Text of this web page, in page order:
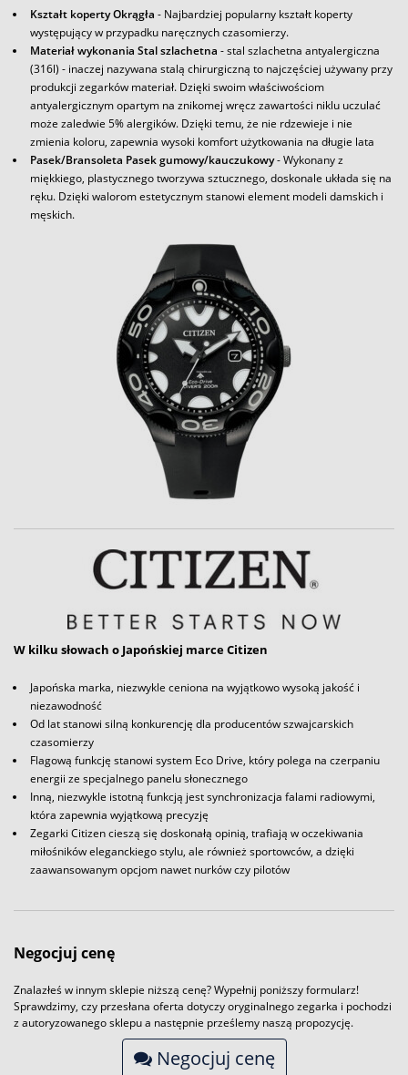
Kształt koperty Okrągła - Najbardziej popularny kształt koperty
występujący w przypadku naręcznych czasomierzy.
Materiał wykonania Stal szlachetna - stal szlachetna antyalergiczna
(316l) - inaczej nazywana stalą chirurgiczną to najczęściej używany przy
produkcji zegarków materiał. Dzięki swoim właściwościom
antyalergicznym opartym na znikomej wręcz zawartości niklu uczulać
może zaledwie 5% alergików. Dzięki temu, że nie rdzewieje i nie
zmienia koloru, zapewnia wysoki komfort użytkowania na długie lata
Pasek/Bransoleta Pasek gumowy/kauczukowy- Wykonany z
miękkiego, plastycznego tworzywa sztucznego, doskonale układa się na
ręku. Dzięki walorom estetycznym stanowi element modeli damskich i
męskich.
W kilku słowach o Japońskiej marce Citizen
Japońska marka, niezwykle ceniona na wyjątkowo wysoką jakość i
niezawodność
Od lat stanowi silną konkurencję dla producentów szwajcarskich
czasomierzy
Flagową funkcję stanowi system Eco Drive, który polega na czerpaniu
energii ze specjalnego panelu słonecznego
Inną, niezwykle istotną funkcją jest synchronizacja falami radiowymi,
która zapewnia wyjątkową precyzję
Zegarki Citizen cieszą się doskonałą opinią, trafiają w oczekiwania
miłośników eleganckiego stylu, ale również sportowców, a dzięki
zaawansowanym opcjom nawet nurków czy pilotów
Negocjuj cenę
Znalazłeś w innym sklepie niższą cenę? Wypełnij poniższy formularz!
Sprawdzimy, czy przesłana oferta dotyczy oryginalnego zegarka i pochodzi
z autoryzowanego sklepu a następnie prześlemy naszą propozycję.
Negocjuj cenę